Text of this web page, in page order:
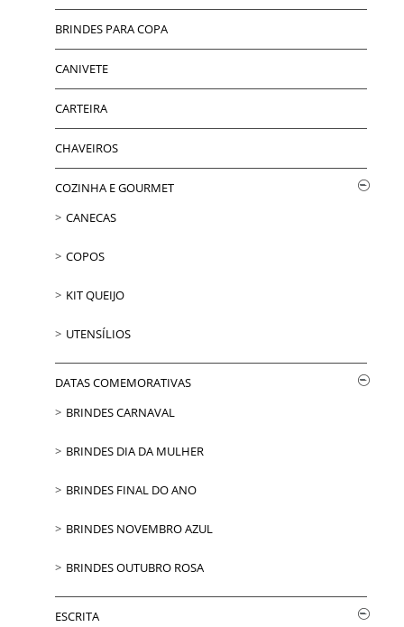
BRINDES PARA COPA
CANIVETE
CARTEIRA
CHAVEIROS
COZINHA E GOURMET
CANECAS
COPOS
KIT QUEIJO
UTENSÍLIOS
DATAS COMEMORATIVAS
BRINDES CARNAVAL
BRINDES DIA DA MULHER
BRINDES FINAL DO ANO
BRINDES NOVEMBRO AZUL
BRINDES OUTUBRO ROSA
ESCRITA